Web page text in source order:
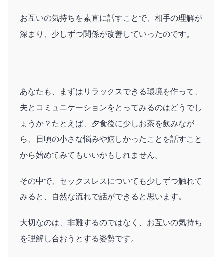
お互いの気持ちを素直に話すことで、相手の理解が
深まり、少しずつ関係が改善していったのです。
あなたも、まずはリラックスできる環境を作って、
夫とコミュニケーションをとってみるのはどうでし
ょうか？たとえば、夕食後に少しお茶を飲みなが
ら、日頃の小さな悩みや嬉しかったことを話すこと
から始めてみてもいいかもしれません。
その中で、セックスレスについても少しずつ触れて
みると、自然な流れで話ができると思います。
大切なのは、非難するのではなく、お互いの気持ち
を理解し合おうとする姿勢です。